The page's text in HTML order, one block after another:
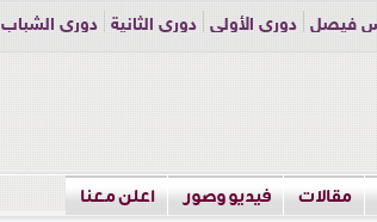
فيصل دوري الأولى دوري الثانية
دوري الشباب
مقالات فيديو وصور اعلن معنا